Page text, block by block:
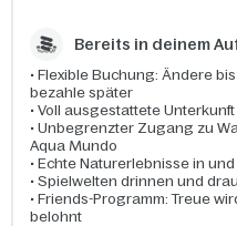
Bereits in deinem
• Flexible Buchung: Ändere
bezahle später
• Voll ausgestattete
• Unbegrenzter Zugang zu
Aqua Mundo
• Echte Naturerlebnisse in
• Spielwelten drinnen und
• Friends-Programm: Treue
belohnt